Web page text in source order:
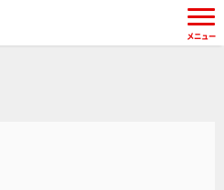
メニュー